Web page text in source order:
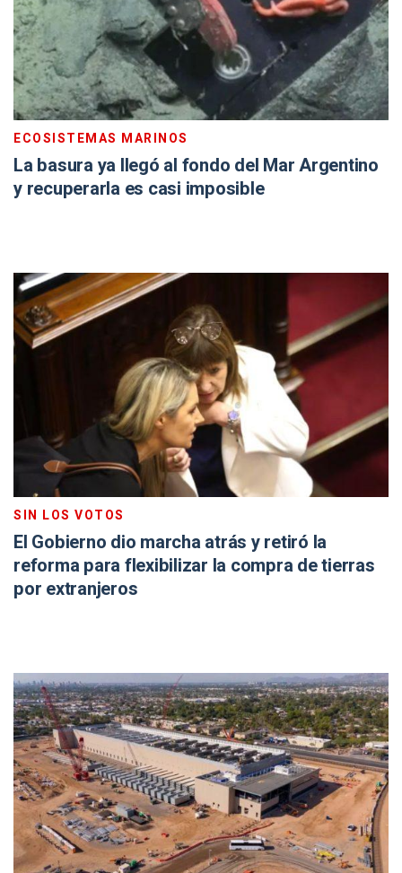
ECOSISTEMAS MARINOS
La basura ya llegó al fondo del Mar Argentino
y recuperarla es casi imposible
SIN LOS VOTOS
El Gobierno dio marcha atrás y retiró la
reforma para flexibilizar la compra de tierras
por extranjeros